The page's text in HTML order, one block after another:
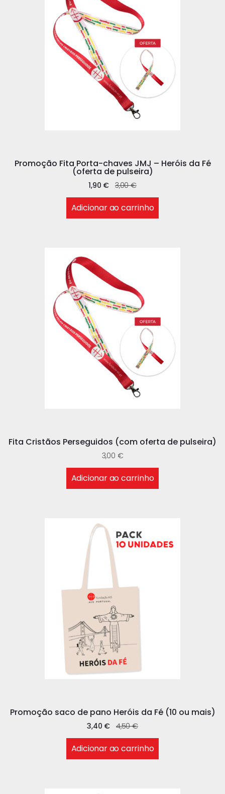
Promoção Fita Porta-chaves JMJ – Heróis da Fé
(oferta de pulseira)
3,00€
1,90 €
Adicionar ao carrinho
Fita Cristãos Perseguidos (com oferta de pulseira)
3,00 €
Adicionar ao carrinho
Promoção saco de pano Heróis da Fé (10 ou mais)
4,50€
3,40 €
Adicionar ao carrinho